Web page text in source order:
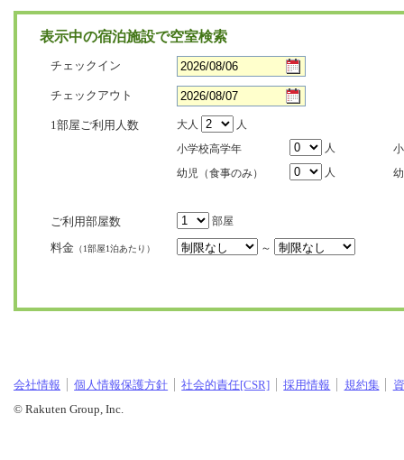
表示中の宿泊施設で空室検索
チェックイン
チェックアウト
1部屋ご利用人数 大人
人
小学校高学年
人
幼児（食事のみ）
人
ご利用部屋数 部屋
料金 （1部屋1泊あたり） ～
会社情報 個人情報保護方針 社会的責任[CSR] 採用情報 規約集
© Rakuten Group, Inc.